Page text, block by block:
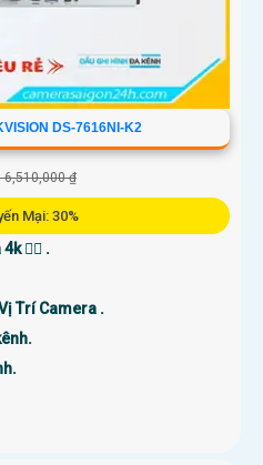
DS-7616NI-K2
6,510,000 ₫
Mại: 30%
👍🏾 .
Trí Camera .